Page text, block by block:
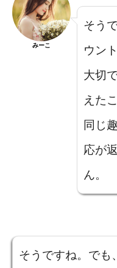
みーこ
そう
ウン
大切
えた
同じ
応が
ん。
そうですね。でも